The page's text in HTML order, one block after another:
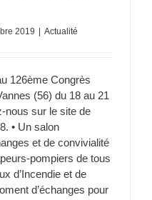
2019 | Actualité
126ème Congrès
(56) du 18 au 21
nous sur le site de
• Un salon
et de convivialité
pompiers de tous
d’Incendie et de
d’échanges pour